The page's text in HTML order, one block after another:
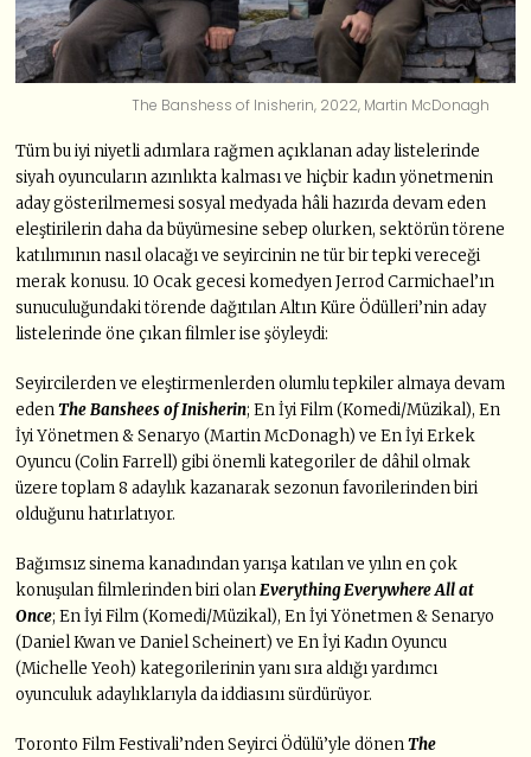
The Banshess of Inisherin, 2022, Martin McDonagh
Tüm bu iyi niyetli adımlara rağmen açıklanan aday listelerinde
siyah oyuncuların azınlıkta kalması ve hiçbir kadın yönetmenin
aday gösterilmemesi sosyal medyada hâli hazırda devam eden
eleştirilerin daha da büyümesine sebep olurken, sektörün törene
katılımının nasıl olacağı ve seyircinin ne tür bir tepki vereceği
merak konusu. 10 Ocak gecesi komedyen Jerrod Carmichael’ın
sunuculuğundaki törende dağıtılan Altın Küre Ödülleri’nin aday
listelerinde öne çıkan filmler ise şöyleydi:
Seyircilerden ve eleştirmenlerden olumlu tepkiler almaya devam
edenThe Banshees of Inisherin; En İyi Film (Komedi/Müzikal), En
İyi Yönetmen & Senaryo (Martin McDonagh) ve En İyi Erkek
Oyuncu (Colin Farrell) gibi önemli kategoriler de dâhil olmak
üzere toplam 8 adaylık kazanarak sezonun favorilerinden biri
olduğunu hatırlatıyor.
Bağımsız sinema kanadından yarışa katılan ve yılın en çok
konuşulan filmlerinden biri olanEverything Everywhere All at
Once; En İyi Film (Komedi/Müzikal), En İyi Yönetmen & Senaryo
(Daniel Kwan ve Daniel Scheinert) ve En İyi Kadın Oyuncu
(Michelle Yeoh) kategorilerinin yanı sıra aldığı yardımcı
oyunculuk adaylıklarıyla da iddiasını sürdürüyor.
Toronto Film Festivali’nden Seyirci Ödülü’yle dönenThe